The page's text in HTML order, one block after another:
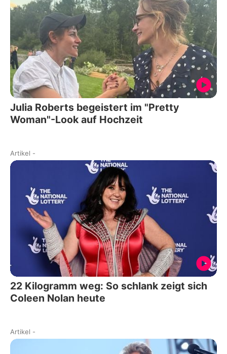
Julia Roberts begeistert im "Pretty
Woman"-Look auf Hochzeit
Artikel -
22 Kilogramm weg: So schlank zeigt sich
Coleen Nolan heute
Artikel -